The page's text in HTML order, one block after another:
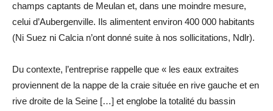
champs captants de Meulan et, dans une moindre mesure,
celui d’Aubergenville. Ils alimentent environ 400 000 habitants
(Ni Suez ni Calcia n’ont donné suite à nos sollicitations, Ndlr).
Du contexte, l’entreprise rappelle que « les eaux extraites
proviennent de la nappe de la craie située en rive gauche et en
rive droite de la Seine […] et englobe la totalité du bassin